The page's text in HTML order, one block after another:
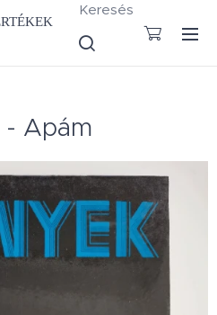
Keresés
- Apám